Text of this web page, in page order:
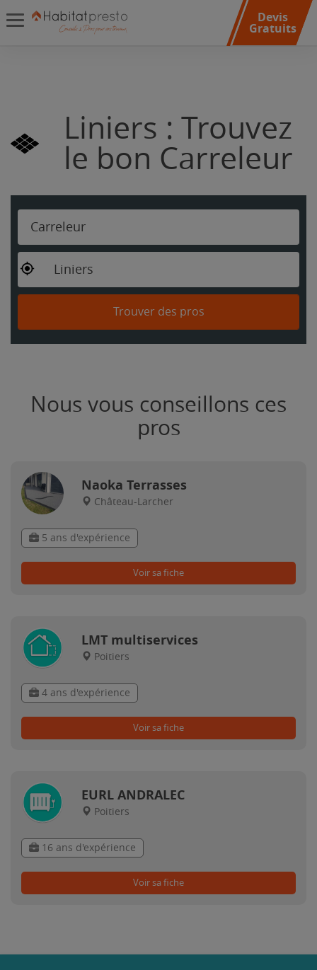
Devis
Gratuits
Liniers : Trouvez
le bon Carreleur
Carreleur
Liniers
Trouver des pros
Nous vous conseillons ces
pros
Naoka Terrasses
Château-Larcher
5 ans d'expérience
Voir sa fiche
LMT multiservices
Poitiers
4 ans d'expérience
Voir sa fiche
EURL ANDRALEC
Poitiers
16 ans d'expérience
Voir sa fiche